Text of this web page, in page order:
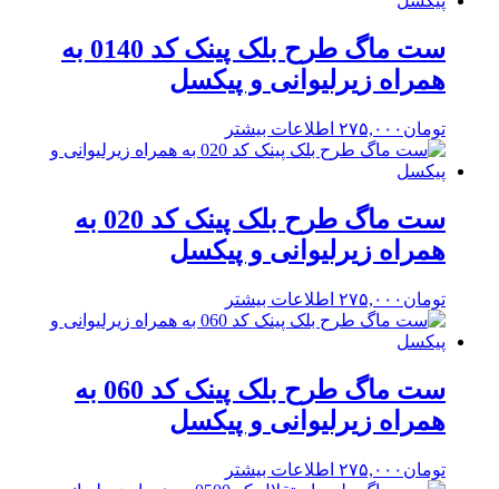
ست ماگ طرح بلک پینک کد 0140 به
همراه زیرلیوانی و پیکسل
تومان ۲۷۵,۰۰۰ اطلاعات بیشتر
ست ماگ طرح بلک پینک کد 020 به
همراه زیرلیوانی و پیکسل
تومان ۲۷۵,۰۰۰ اطلاعات بیشتر
ست ماگ طرح بلک پینک کد 060 به
همراه زیرلیوانی و پیکسل
تومان ۲۷۵,۰۰۰ اطلاعات بیشتر